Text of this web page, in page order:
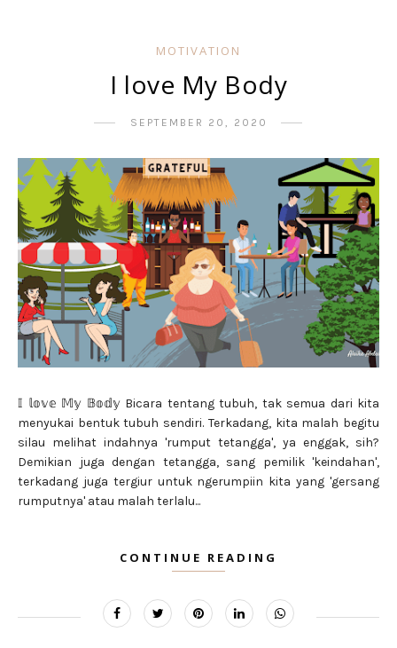
MOTIVATION
I love My Body
SEPTEMBER 20, 2020
𝕀 𝕝𝕠𝕧𝕖 𝕄𝕪 𝔹𝕠𝕕𝕪 Bicara tentang tubuh, tak semua dari kita
menyukai bentuk tubuh sendiri. Terkadang, kita malah begitu
silau melihat indahnya 'rumput tetangga', ya enggak, sih?
Demikian juga dengan tetangga, sang pemilik 'keindahan',
terkadang juga tergiur untuk ngerumpiin kita yang 'gersang
rumputnya' atau malah terlalu...
CONTINUE READING